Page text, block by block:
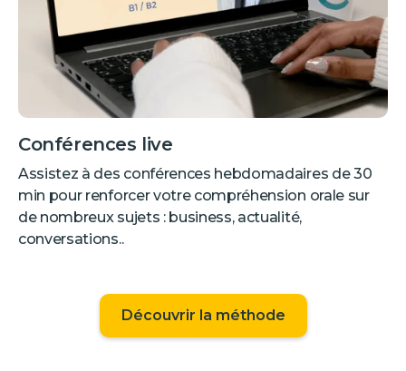
Conférences live
Assistez à des conférences hebdomadaires de 30
min pour renforcer votre compréhension orale sur
de nombreux sujets : business, actualité,
conversations..
Découvrir la méthode